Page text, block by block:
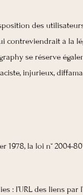
des
contreviendrait à la
se réserve
injurieux,
la loi n° 2004-
: l’URL des liens